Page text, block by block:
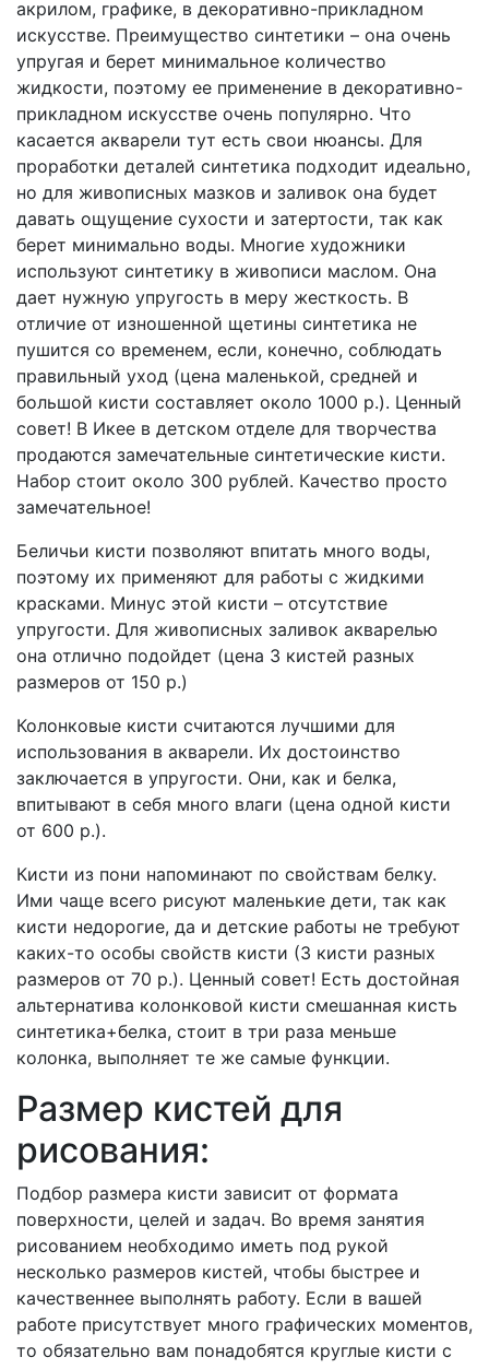
акрилом, графике, в декоративно-прикладном
искусстве. Преимущество синтетики – она очень
упругая и берет минимальное количество
жидкости, поэтому ее применение в декоративно-
прикладном искусстве очень популярно. Что
касается акварели тут есть свои нюансы. Для
проработки деталей синтетика подходит идеально,
но для живописных мазков и заливок она будет
давать ощущение сухости и затертости, так как
берет минимально воды. Многие художники
используют синтетику в живописи маслом. Она
дает нужную упругость в меру жесткость. В
отличие от изношенной щетины синтетика не
пушится со временем, если, конечно, соблюдать
правильный уход (цена маленькой, средней и
большой кисти составляет около 1000 р.). Ценный
совет! В Икее в детском отделе для творчества
продаются замечательные синтетические кисти.
Набор стоит около 300 рублей. Качество просто
замечательное!
Беличьи кисти позволяют впитать много воды,
поэтому их применяют для работы с жидкими
красками. Минус этой кисти – отсутствие
упругости. Для живописных заливок акварелью
она отлично подойдет (цена 3 кистей разных
размеров от 150 р.)
Колонковые кисти считаются лучшими для
использования в акварели. Их достоинство
заключается в упругости. Они, как и белка,
впитывают в себя много влаги (цена одной кисти
от 600 р.).
Кисти из пони напоминают по свойствам белку.
Ими чаще всего рисуют маленькие дети, так как
кисти недорогие, да и детские работы не требуют
каких-то особы свойств кисти (3 кисти разных
размеров от 70 р.). Ценный совет! Есть достойная
альтернатива колонковой кисти смешанная кисть
синтетика+белка, стоит в три раза меньше
колонка, выполняет те же самые функции.
Размер кистей для
рисования:
Подбор размера кисти зависит от формата
поверхности, целей и задач. Во время занятия
рисованием необходимо иметь под рукой
несколько размеров кистей, чтобы быстрее и
качественнее выполнять работу. Если в вашей
работе присутствует много графических моментов,
то обязательно вам понадобятся круглые кисти с